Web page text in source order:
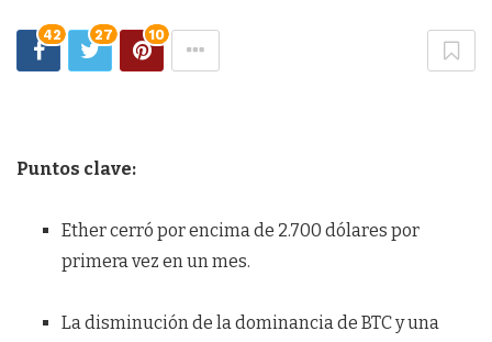
42 27 10
Puntos clave:
Ether cerró por encima de 2.700 dólares por
primera vez en un mes.
La disminución de la dominancia de BTC y una